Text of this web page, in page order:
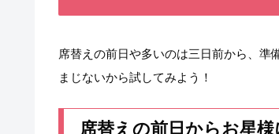
席替えの前日や多いのは三日前から、
まじないから試してみよう！
席替えの前日からお星